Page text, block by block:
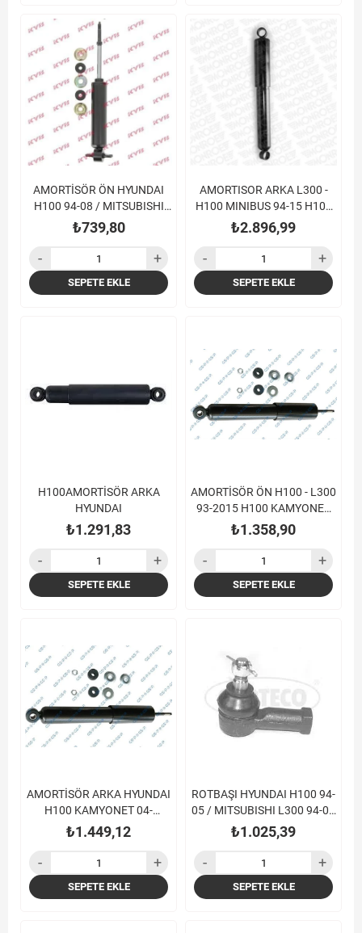
AMORTİSÖR ÖN HYUNDAI
H100 94-08 / MITSUBISHI
L300 90-08
₺739,80
SEPETE EKLE
AMORTISOR ARKA L300 -
H100 MINIBUS 94-15 H100
KAMYONET 04-
₺2.896,99
SEPETE EKLE
H100AMORTİSÖR ARKA
HYUNDAI
₺1.291,83
SEPETE EKLE
AMORTİSÖR ÖN H100 - L300
93-2015 H100 KAMYONET
04-
₺1.358,90
SEPETE EKLE
AMORTİSÖR ARKA HYUNDAI
H100 KAMYONET 04-
MITSUBISHI L300 94-15
₺1.449,12
SEPETE EKLE
ROTBAŞI HYUNDAI H100 94-
05 / MITSUBISHI L300 94-05
/
₺1.025,39
SEPETE EKLE